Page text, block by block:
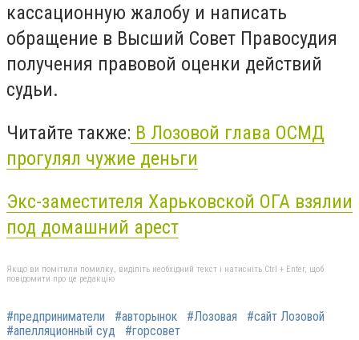
кассационную жалобу и написать
обращение в Высший Совет Правосудия
получения правовой оценки действий
судьи.
Читайте также: В Лозовой глава ОСМД
прогулял чужие деньги
Экс-заместителя Харьковской ОГА взялии
под домашний арест
Якщо ви помітили помилку, виділіть необхідний текст і натисніть Ctrl + Enter, щоб
повідомити про це редакцію
#предприниматели #авторынок #Лозовая
#сайт Лозовой
#апелляционный суд
#горсовет